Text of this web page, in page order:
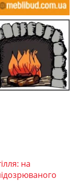
на